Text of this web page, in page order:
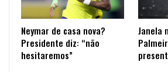
Neymar de casa nova?
Presidente diz: “não
hesitaremos”
Janela